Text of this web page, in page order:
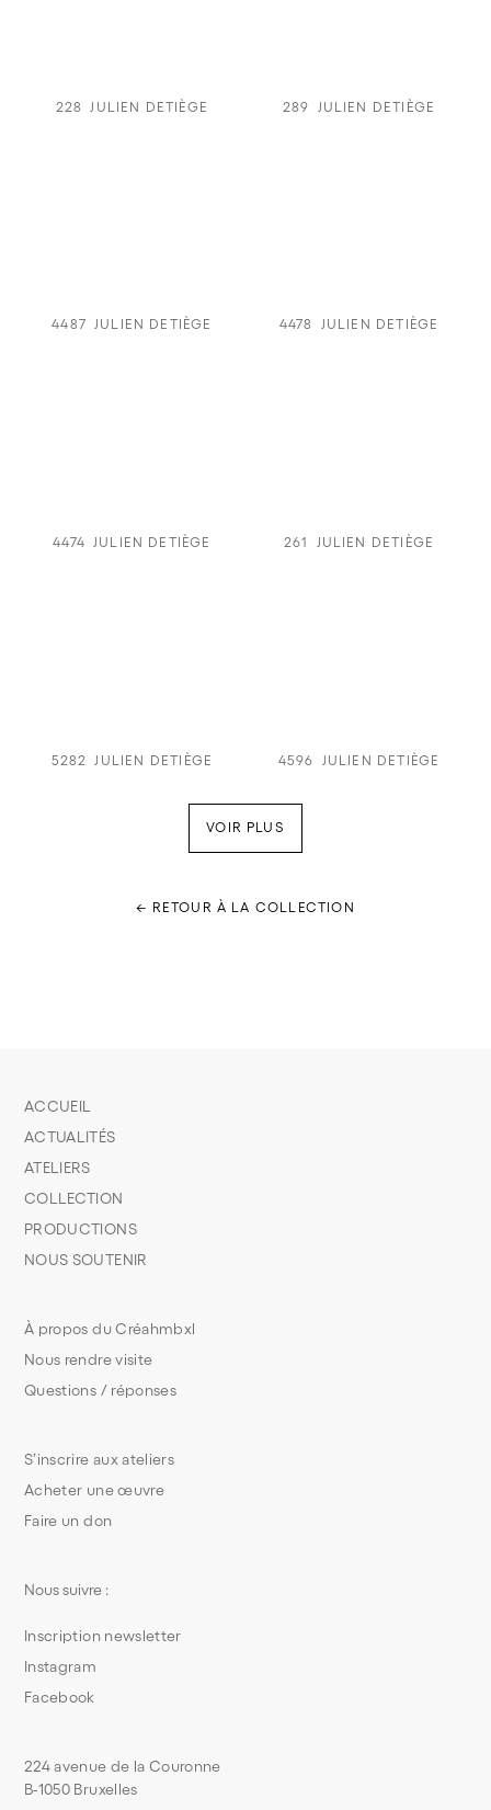
228 JULIEN DETIÈGE 289 JULIEN DETIÈGE
4487 JULIEN DETIÈGE 4478 JULIEN DETIÈGE
4474 JULIEN DETIÈGE 261 JULIEN DETIÈGE
5282 JULIEN DETIÈGE 4596 JULIEN DETIÈGE
VOIR PLUS
← RETOUR À LA COLLECTION
S’inscrire aux ateliers
Acheter une œuvre
Faire un don
À propos du Créahmbxl
Nous rendre visite
Questions / réponses
ACCUEIL
ACTUALITÉS
ATELIERS
COLLECTION
PRODUCTIONS
NOUS SOUTENIR
224 avenue de la Couronne
B-1050 Bruxelles
Nous suivre :
Inscription newsletter
Instagram
Facebook